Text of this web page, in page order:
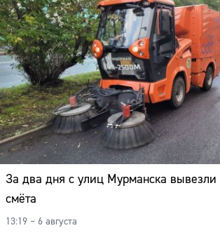
За два дня с улиц Мурманска вывезли
смёта
13:19 – 6 августа